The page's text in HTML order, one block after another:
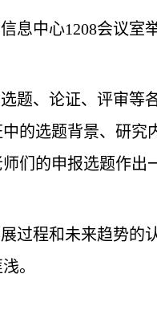
息中心1208会议室
题、论证、评审等
的选题背景、研究
们的申报选题作出
过程和未来趋势的
。